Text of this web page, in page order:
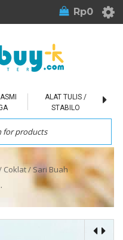
Rp0
ALAT TULIS /
STABILO
Coklat / Sari Buah